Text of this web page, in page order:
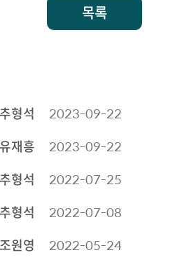
목록
추형석 2023-09-22
유재흥 2023-09-22
추형석 2022-07-25
추형석 2022-07-08
조원영 2022-05-24